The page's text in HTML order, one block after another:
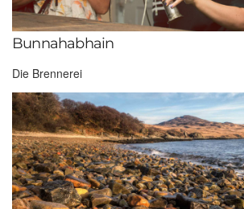
Bunnahabhain
Die Brennerei